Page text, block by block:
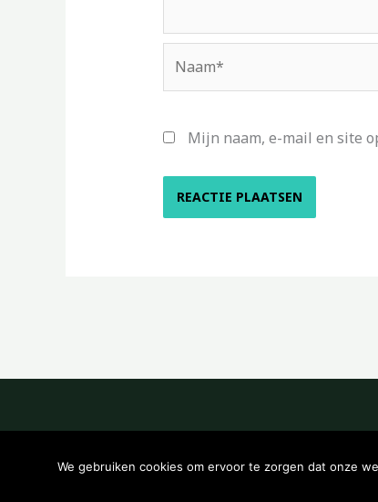
Mijn naam, e-mail en site
We gebruiken cookies om ervoor te zorgen dat onze